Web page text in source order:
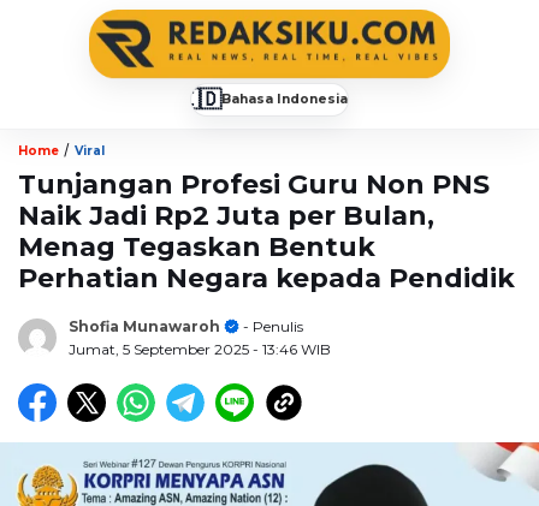
🇮🇩Bahasa Indonesia
Home / Viral
Tunjangan Profesi Guru Non PNS
Naik Jadi Rp2 Juta per Bulan,
Menag Tegaskan Bentuk
Perhatian Negara kepada Pendidik
Shofia Munawaroh
- Penulis
Jumat, 5 September 2025 - 13:46 WIB